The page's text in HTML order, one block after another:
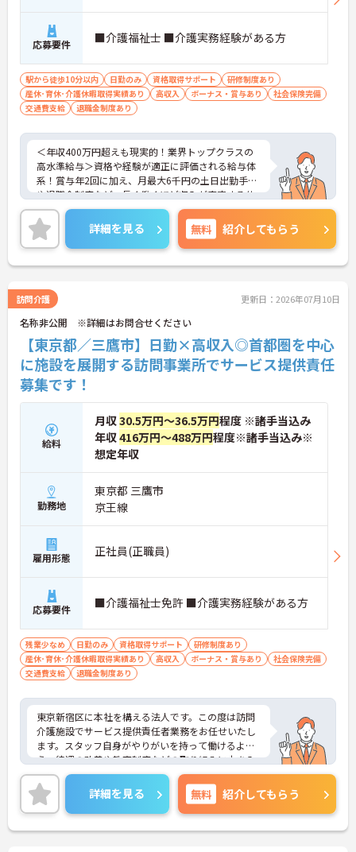
応募要件 ■介護福祉士 ■介護実務経験がある方
駅から徒歩10分以内 日勤のみ 資格取得サポート
研修制度あり
産休･育休･介護休暇取得実績あり
高収入 ボーナス・賞与あり
社会保険完備
交通費支給
退職金制度あり
＜年収400万円超えも現実的！業界トップクラスの
高水準給与＞資格や経験が適正に評価される給与体
系！賞与年2回に加え、月最大6千円の土日出勤手当
や退職金制度など、長く働くほど収入が安定する仕
組みが整っています
＜スマホ1台で完結！ICT活用で記録業務の負担を大
幅カット＞日々の記録やシフト確認はすべて自社開
発のスマホアプリで行えるため、手書き書類の作成
に追われることはありません。事務作業が効率化♪
環境です。
＜「夜勤なし」で管理者・スペシャリストを目指せ
る明確なキャリアパス＞訪問介護のため夜勤がな
く、完全週休2日制で生活リズムを整えながら働け
ます。現場のプロとして極める道、マネジメント職
へ進む道とキャリアプランも多様化しています。
詳細を見る 無料 紹介してもらう
訪問介護 更新日：2026年07月10日
名称非公開 ※詳細はお問合せください
【東京都／三鷹市】日勤×高収入◎首都圏を中心
に施設を展開する訪問事業所でサービス提供責任
募集です！
給料
月収30.5万円～36.5万円程度 ※諸手当込み
年収416万円～488万円程度※諸手当込み※
想定年収
勤務地
東京都 三鷹市
京王線
雇用形態 正社員(正職員)
応募要件 ■介護福祉士免許 ■介護実務経験がある方
残業少なめ 日勤のみ 資格取得サポート
研修制度あり
産休･育休･介護休暇取得実績あり
高収入 ボーナス・賞与あり
社会保険完備
交通費支給
退職金制度あり
東京新宿区に本社を構える法人です。この度は訪問
介護施設でサービス提供責任者業務をお任せいたし
ます。スタッフ自身がやりがいを持って働けるよ
う、待遇の改善や教育制度などの取り組みに力を入
れています。IT事業本部が作成した事務処理ソフト
を導入しており、事務作業は少なく、その分ご利用
者様への対応を重視することもできます。入社後の
研修はもちろん、介護技術研修、PC研修、マナー研
修、資格取得のための勉強会等ステップに応じて用
詳細を見る 無料 紹介してもらう